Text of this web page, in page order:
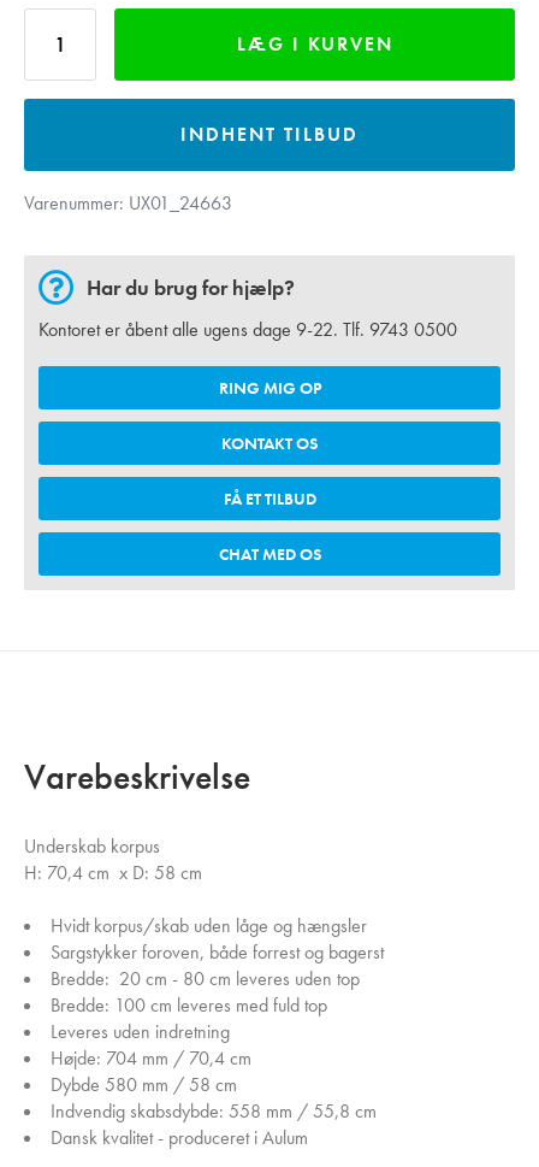
LÆG I KURVEN
INDHENT TILBUD
Varenummer: UX01_24663
Har du brug for hjælp?
Kontoret er åbent alle ugens dage 9-22. Tlf. 9743 0500
RING MIG OP
KONTAKT OS
FÅ ET TILBUD
CHAT MED OS
Varebeskrivelse
Underskab korpus
H: 70,4 cm x D: 58 cm
Hvidt korpus/skab uden låge og hængsler
Sargstykker foroven, både forrest og bagerst
Bredde: 20 cm - 80 cm leveres uden top
Bredde: 100 cm leveres med fuld top
Leveres uden indretning
Højde: 704 mm / 70,4 cm
Dybde 580 mm / 58 cm
Indvendig skabsdybde: 558 mm / 55,8 cm
Dansk kvalitet - produceret i Aulum